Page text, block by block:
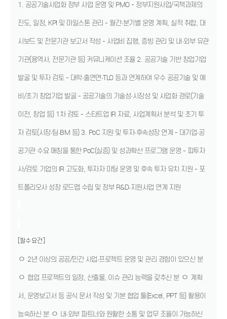
1. 공공기술사업화 정부 사업 운영 및 PMO - 정부지원사업/국책과제의
진도, 일정, KPI 및 마일스톤 관리 - 월간·분기별 운영 계획, 실적 취합, 대
시보드 및 전문기관 보고서 작성 - 사업비 집행, 증빙 관리 및 내·외부 유관
기관(용역사, 전문기관 등) 커뮤니케이션 조율 2. 공공기술 기반 창업기업
발굴 및 투자 검토 - 대학·출연연·TLO 등과 연계하여 우수 공공기술 및 예
비/초기 창업기업 발굴 - 공공기술의 기술성·시장성 및 사업화 경로(기술
이전, 창업 등) 1차 검토 - 스타트업 IR 자료, 사업계획서 분석 및 초기 투
자 검토(시장·팀·BM 등) 3. PoC 지원 및 투자·후속성장 연계 - 대기업·공
공기관 수요 매칭을 통한 PoC(실증) 및 성과확산 프로그램 운영 - 피투자
사/검토 기업의 IR 고도화, 투자자 미팅 운영 및 후속 투자 유치 지원 - 포
트폴리오사 성장 로드맵 수립 및 정부 R&D·지원사업 연계 지원
[필수요건]
ㅇ 2년 이상의 공공/민간 사업·프로젝트 운영 및 관리 경험이 있으신 분
ㅇ 협업 프로젝트의 일정, 산출물, 이슈 관리 능력을 갖추신 분 ㅇ 계획
서, 운영보고서 등 공식 문서 작성 및 기본 협업 툴(Excel, PPT 등) 활용이
능숙하신 분 ㅇ 내·외부 파트너와 원활한 소통 및 업무 조율이 가능하신